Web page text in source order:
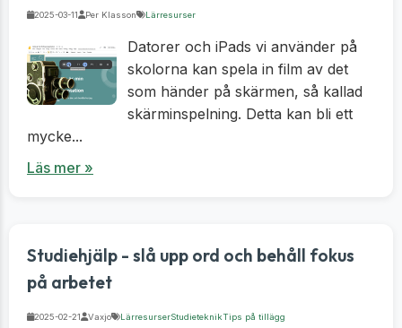
2025-03-11 Per Klasson Lärresurser
Datorer och iPads vi använder på
skolorna kan spela in film av det
som händer på skärmen, så kallad
skärminspelning. Detta kan bli ett
mycke...
Läs mer »
Studiehjälp - slå upp ord och behåll fokus
på arbetet
2025-02-21 Vaxjo LärresurserStudieteknikTips på tillägg